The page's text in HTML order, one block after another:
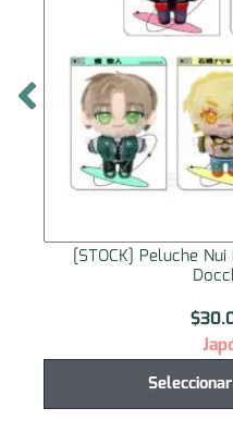
[STOCK] Peluche
$